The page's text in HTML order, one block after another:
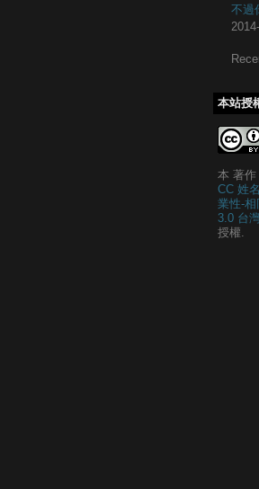
不過
本站授
本 著作
CC 姓
業性-
3.0 台
授權.